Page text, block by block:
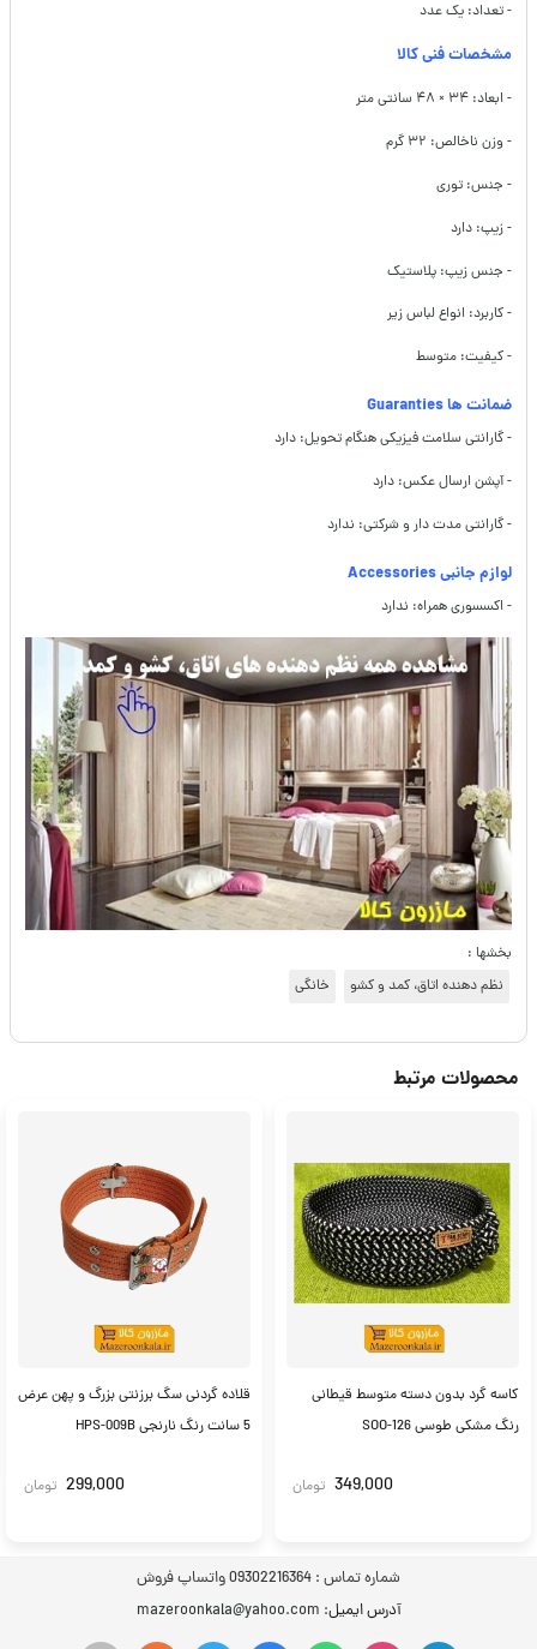
- تعداد: یک عدد
مشخصات فنی کالا
- ابعاد: ۳۴ × ۴۸ سانتی متر
- وزن ناخالص: ۳۲ گرم
- جنس: توری
- زیپ: دارد
- جنس زیپ: پلاستیک
- کاربرد: انواع لباس زیر
- کیفیت: متوسط
ضمانت ها Guaranties
- گارانتی سلامت فیزیکی هنگام تحویل: دارد
- آپشن ارسال عکس: دارد
- گارانتی مدت دار و شرکتی: ندارد
لوازم جانبی Accessories
- اکسسوری همراه: ندارد
بخشها :
نظم دهنده اتاق، کمد و کشو
خانگی
محصولات مرتبط
کاسه گرد بدون دسته متوسط قیطانی
رنگ مشکی طوسی SOO-126
349,000 تومان
قلاده گردنی سگ برزنتی بزرگ و پهن عرض
5 سانت رنگ نارنجی HPS-009B
299,000 تومان
شماره تماس : 09302216364 واتساپ فروش
آدرس ایمیل: mazeroonkala@yahoo.com